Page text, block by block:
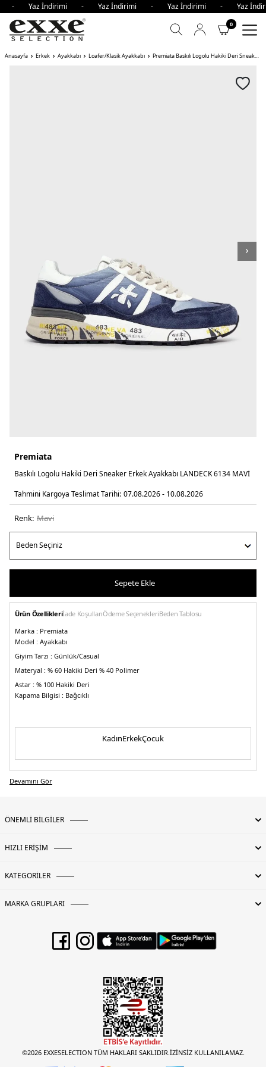
- Yaz İndirimi - Yaz İndirimi - Yaz İndirimi -
0
Anasayfa Erkek Ayakkabı Loafer/Klasik Ayakkabı Premiata Baskılı Logolu Hakiki Deri Sneaker Erkek Ayakkabı LANDECK
Premiata
Baskılı Logolu Hakiki Deri Sneaker Erkek Ayakkabı LANDECK 6134 MAVİ
Tahmini Kargoya Teslimat Tarihi: 07.08.2026 - 10.08.2026
Renk: mavi̇
Sepete Ekle
Ürün Özellikleriİade KoşullarıÖdeme SeçenekleriBeden Tablosu
Marka : Premiata
Model : Ayakkabı
Giyim Tarzı : Günlük/Casual
Materyal : % 60 Hakiki Deri % 40 Polimer
Astar : % 100 Hakiki Deri
Kapama Bilgisi : Bağcıklı
Toplam Yükseklik :11 cm
KadınErkekÇocuk
Devamını Gör
ÖNEMLİ BİLGİLER
HIZLI ERİŞİM
KATEGORİLER
MARKA GRUPLARI
©2026 EXXESELECTION TÜM HAKLARI SAKLIDIR.İZİNSİZ KULLANILAMAZ.